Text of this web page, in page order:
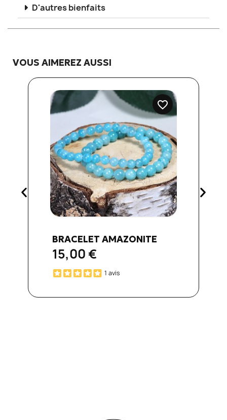
D'autres bienfaits
VOUS AIMEREZ AUSSI
BRACELET AMAZONITE
15,00 €
1 avis
favorite_border